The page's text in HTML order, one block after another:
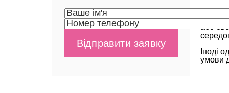
або
Іноді
умови